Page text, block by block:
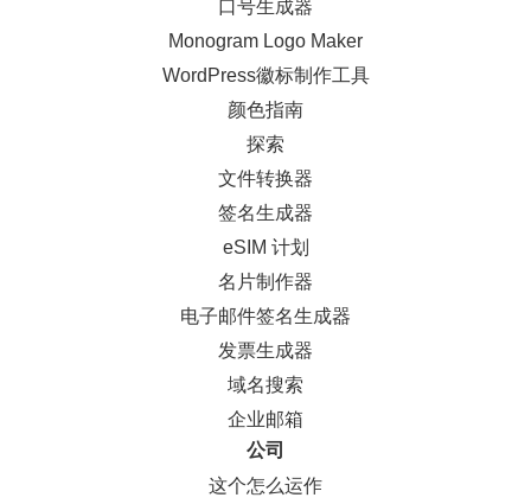
口号生成器
Monogram Logo Maker
WordPress徽标制作工具
颜色指南
探索
文件转换器
签名生成器
eSIM 计划
名片制作器
电子邮件签名生成器
发票生成器
域名搜索
企业邮箱
公司
这个怎么运作